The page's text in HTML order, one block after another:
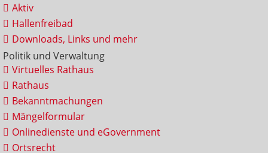
Aktiv
Hallenfreibad
Downloads, Links und mehr
Politik und Verwaltung
Virtuelles Rathaus
Rathaus
Bekanntmachungen
Mängelformular
Onlinedienste und eGovernment
Ortsrecht